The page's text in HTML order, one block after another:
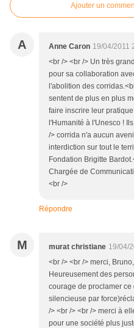
Ajouter un
A Anne Caron 19/04/2011
<br /> <br /> Un très
pour sa collaboration
l'abolition des
sentent de plus en plus
faire inscrire leur
l'Humanité à l'Unesco !
/> corrida n'a aucun
interdiction sur tout le
Fondation Brigitte
Chargée de
<br />
Répondre
M murat christiane 19/04/
<br /> <br /> merci,
Heureusement des
courage de proclamer
silencieuse par
/> <br /> <br /> merci à
pour une société plus